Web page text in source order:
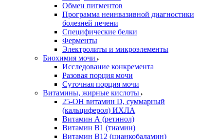
Обмен пигментов
Программа неинвазивной диагностики
болезней печени
Специфические белки
Ферменты
Электролиты и микроэлементы
Биохимия мочи
Исследование конкремента
Разовая порция мочи
Суточная порция мочи
Витамины, жирные кислоты
25-OH витамин D, суммарный
(кальциферол) ИХЛА
Витамин А (ретинол)
Витамин В1 (тиамин)
Витамин В12 (цианкобаламин)